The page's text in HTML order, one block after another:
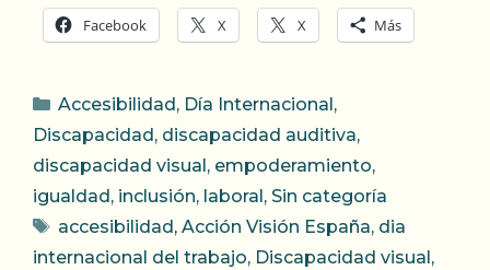
Facebook X X Más
Categorías
Accesibilidad , Día Internacional ,
Discapacidad , discapacidad auditiva,
discapacidad visual , empoderamiento,
igualdad , inclusión, laboral , Sin categoría
Etiquetas
accesibilidad , Acción Visión España, dia
internacional del trabajo, Discapacidad visual ,